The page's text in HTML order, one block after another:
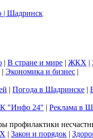
| В стране и мире | ЖКХ |
| Экономика и бизнес |
| Погода в Шадринске |
"Инфо 24" | Реклама в
профилактики
| Закон и порядок |